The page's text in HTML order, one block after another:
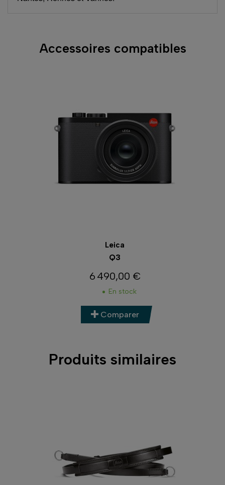
Accessoires compatibles
Leica
Q3
Prix
6 490,00 €
En stock
Comparer
Produits similaires